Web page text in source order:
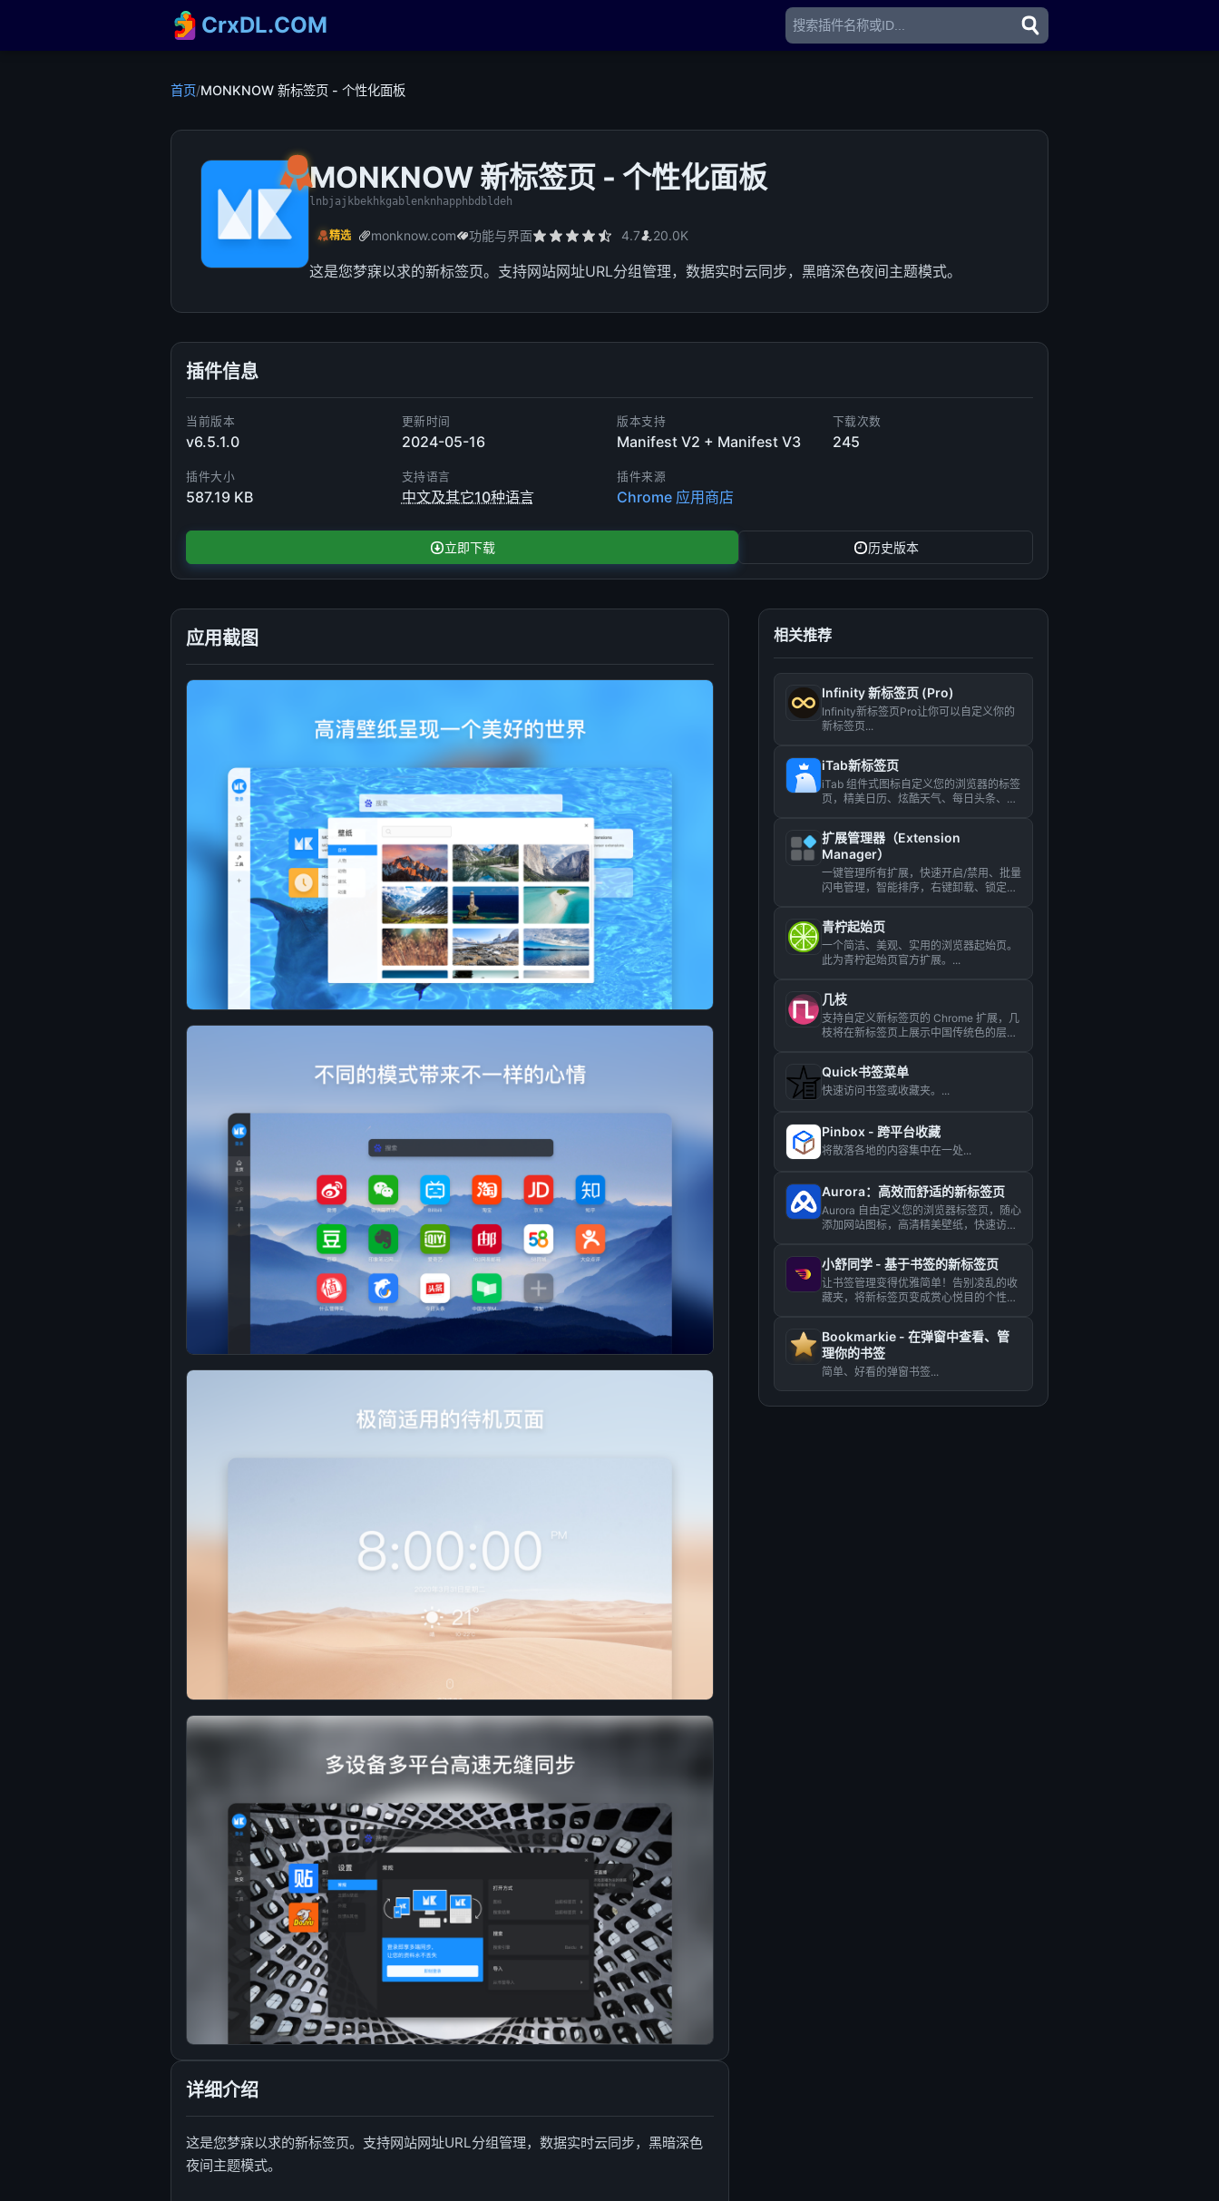
CrxDL.COM
首页/MONKNOW 新标签页 - 个性化面板
MONKNOW 新标签页 - 个性化面板
lnbjajkbekhkgablenknhapphbdbldeh
精选 monknow.com 功能与界面 4.7 20.0K
这是您梦寐以求的新标签页。支持网站网址URL分组管理，数据实时云同步，黑暗深色夜间主题模式。
插件信息
当前版本
v6.5.1.0
更新时间
2024-05-16
版本支持
Manifest V2 + Manifest V3
下载次数
245
插件大小
587.19 KB
支持语言
中文及其它10种语言
插件来源
Chrome 应用商店
立即下载 历史版本
应用截图
详细介绍
这是您梦寐以求的新标签页。支持网站网址URL分组管理，数据实时云同步，黑暗深色
夜间主题模式。
相关推荐
Infinity 新标签页 (Pro)
Infinity新标签页Pro让你可以自定义你的
新标签页...
iTab新标签页
iTab 组件式图标自定义您的浏览器的标签
页，精美日历、炫酷天气、每日头条、海
扩展管理器（Extension
Manager）
一键管理所有扩展，快速开启/禁用、批量
闪电管理，智能排序，右键卸载、锁定、
青柠起始页
一个简洁、美观、实用的浏览器起始页。
此为青柠起始页官方扩展。...
几枝
支持自定义新标签页的 Chrome 扩展，几
枝将在新标签页上展示中国传统色的层叠
Quick书签菜单
快速访问书签或收藏夹。...
Pinbox - 跨平台收藏
将散落各地的内容集中在一处...
Aurora：高效而舒适的新标签页
Aurora 自由定义您的浏览器标签页，随心
添加网站图标，高清精美壁纸，快速访问
小舒同学 - 基于书签的新标签页
让书签管理变得优雅简单！告别凌乱的收
藏夹，将新标签页变成赏心悦目的个性化
Bookmarkie - 在弹窗中查看、管
理你的书签
简单、好看的弹窗书签...